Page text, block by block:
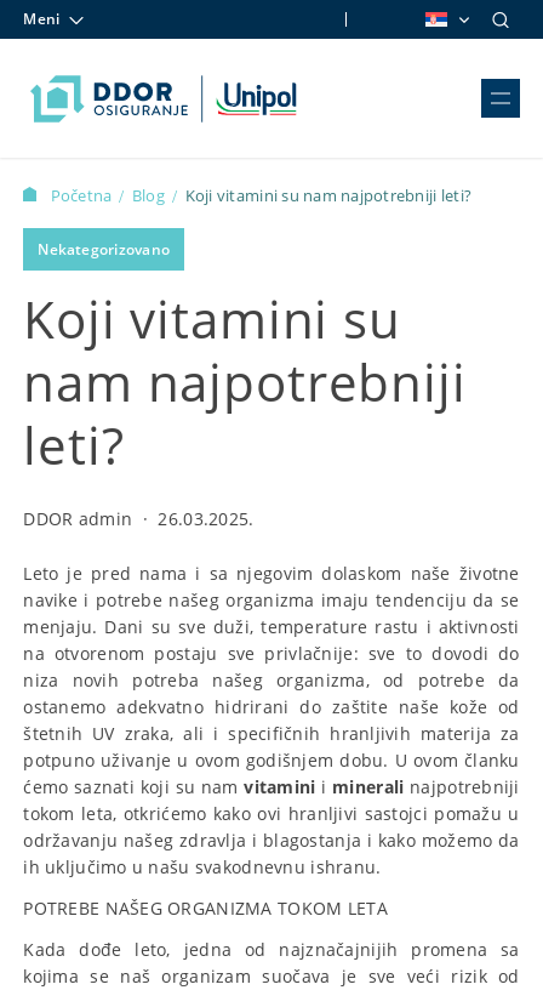
Meni
Početna / Blog / Koji vitamini su nam najpotrebniji leti?
Nekategorizovano
Koji vitamini su
nam najpotrebniji
leti?
DDOR admin ·26.03.2025.
Leto je pred nama i sa njegovim dolaskom naše životne
navike i potrebe našeg organizma imaju tendenciju da se
menjaju. Dani su sve duži, temperature rastu i aktivnosti
na otvorenom postaju sve privlačnije: sve to dovodi do
niza novih potreba našeg organizma, od potrebe da
ostanemo adekvatno hidrirani do zaštite naše kože od
štetnih UV zraka, ali i specifičnih hranljivih materija za
potpuno uživanje u ovom godišnjem dobu. U ovom članku
ćemo saznati koji su namvitamini i minerali najpotrebniji
tokom leta, otkrićemo kako ovi hranljivi sastojci pomažu u
održavanju našeg zdravlja i blagostanja i kako možemo da
ih uključimo u našu svakodnevnu ishranu.
POTREBE NAŠEG ORGANIZMA TOKOM LETA
Kada dođe leto, jedna od najznačajnijih promena sa
kojima se naš organizam suočava je sve veći rizik od